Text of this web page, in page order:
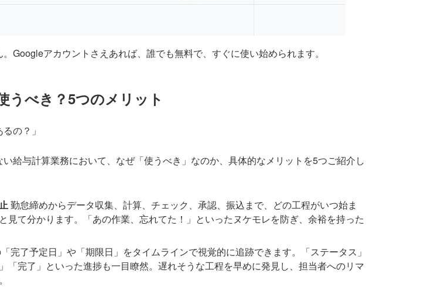
Googleアカウントさえあれば、誰でも無料で、すぐに使い始められます。
うべき？5つのメリット
の？」
給与計算業務において、なぜ「使うべき」なのか、具体的なメリットを5つご紹介し
勤怠締めからデータ収集、計算、チェック、承認、振込まで、どの工程がいつ始ま
て分かります。「あの作業、忘れてた！」といったヌケモレを防ぎ、余裕を持った
完了予定日」や「期限日」をタイムラインで視覚的に追跡できます。「ステータス」
完了」といった進捗も一目瞭然。遅れそうな工程を早めに発見し、担当者へのリマ